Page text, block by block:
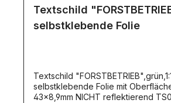
Textschild
selbstklebende Folie
Textschild
selbstklebende Folie mit
43x8,9mm NICHT reflektierend